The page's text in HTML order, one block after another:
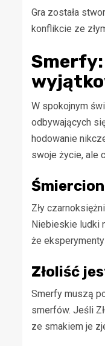
Gra została
konflikcie ze
Smerfy:
W spokojnym
odbywających
hodowanie
swoje życie, ale
Zły
Niebieskie ludki
że
Złoliść
Smerfy muszą
smerfów. Jeśli
ze smakiem je